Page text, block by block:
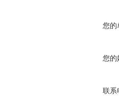
您的
您的
联系